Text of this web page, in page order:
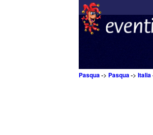
Pasqua-> Pasqua-> Italia